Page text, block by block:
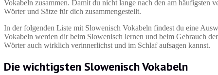
Vokabeln zusammen. Damit du nicht lange nach den am häufigsten
Wörter und Sätze für dich zusammengestellt.
In der folgenden Liste mit Slowenisch Vokabeln findest du eine
Vokabeln werden dir beim Slowenisch lernen und beim Gebrauch
Wörter auch wirklich verinnerlichst und im Schlaf aufsagen kannst.
Die wichtigsten Slowenisch Vokabeln